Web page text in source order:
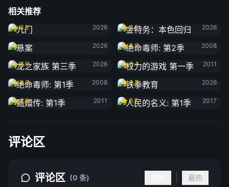
相关推荐
九门
8.8
2026
8.2
2026
悬案
2026
绝命毒师: 第2季
8.8
2008
龙之家族 第三季
8.5
2026
权力的游戏 第一季
8.4
2011
绝命毒师: 第1季
9.0
2008
铁拳教育
9.3
2026
甄嬛传: 第1季
8.8
2011
人民的名义: 第1季
8.7
2017
评论区
评论区 (0 条) 最热